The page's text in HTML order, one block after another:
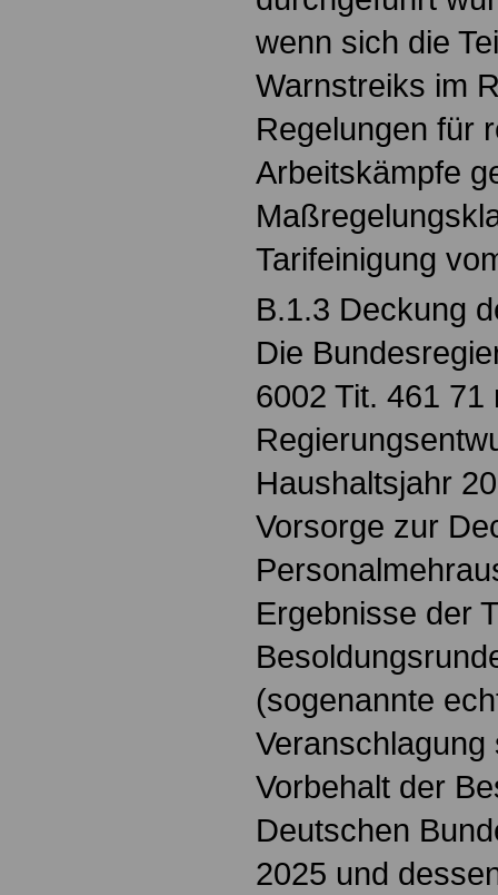
wenn sich die
Warnstreiks im
Regelungen für
Arbeitskämpfe
Tarifeinigung
B.1.3 Deckung
Die
6002 Tit. 461 71
Haushaltsjahr
Vorsorge zur
Ergebnisse der
(sogenannte
Vorbehalt der
Deutschen
2025 und